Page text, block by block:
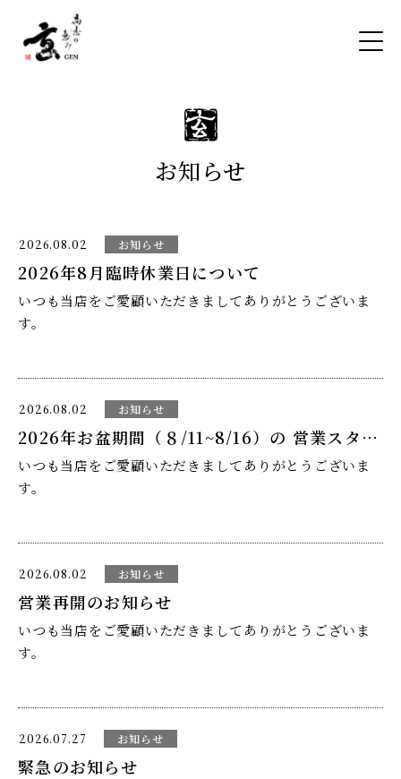
お知らせ
2026.08.02 お知らせ
2026年8月臨時休業日について
いつも当店をご愛顧いただきましてありがとうございま
す。
り臨時休業をいただきます。
下記
8月１８日（火）
8月２３日（日）
お願い申し上げます。
2026.08.02 お知らせ
2026年お盆期間（８/11~8/16）の 営業スタイルとメニューについて
いつも当店をご愛顧いただきましてありがとうございま
す。
ていただきます。
メニューにおきましては、お盆特別メニューのみとさせ
ランチメニューは、そば御膳３０００円（税込３３００
円）のみとさせていただきます。
2026.08.02 お知らせ
営業再開のお知らせ
いつも当店をご愛顧いただきましてありがとうございま
す。
より営業を再開いたします。
2026.07.27 お知らせ
緊急のお知らせ